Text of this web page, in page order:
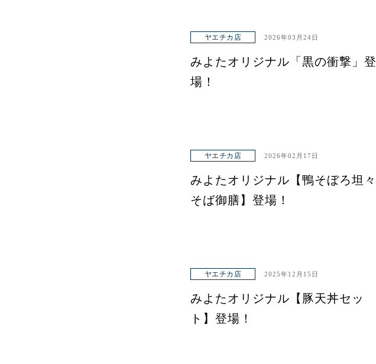
ヤエチカ店 2026年03月24日
みよたオリジナル「黒の衝撃」登
場！
ヤエチカ店 2026年02月17日
みよたオリジナル【鴨そぼろ坦々
そば御膳】登場！
ヤエチカ店 2025年12月15日
みよたオリジナル【豚天丼セッ
ト】登場！